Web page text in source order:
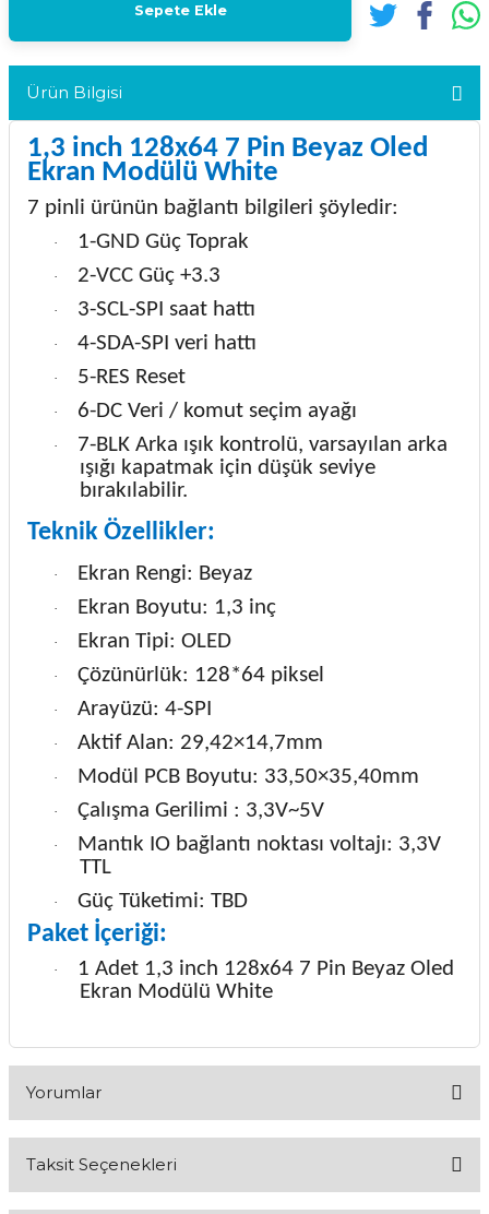
Sepete Ekle
Ürün Bilgisi
1,3 inch 128x64 7 Pin Beyaz Oled
Ekran Modülü White
7 pinli ürünün bağlantı bilgileri şöyledir:
· 1-GND Güç Toprak
· 2-VCC Güç +3.3
· 3-SCL-SPI saat hattı
· 4-SDA-SPI veri hattı
· 5-RES Reset
· 6-DC Veri / komut seçim ayağı
·
7-BLK Arka ışık kontrolü, varsayılan arka
ışığı kapatmak için düşük seviye
bırakılabilir.
Teknik Özellikler:
· Ekran Rengi: Beyaz
· Ekran Boyutu: 1,3 inç
· Ekran Tipi: OLED
· Çözünürlük: 128*64 piksel
· Arayüzü: 4-SPI
· Aktif Alan: 29,42×14,7mm
· Modül PCB Boyutu: 33,50×35,40mm
· Çalışma Gerilimi : 3,3V~5V
·
Mantık IO bağlantı noktası voltajı: 3,3V
TTL
· Güç Tüketimi: TBD
Paket İçeriği:
·
1 Adet 1,3 inch 128x64 7 Pin Beyaz Oled
Ekran Modülü White
Yorumlar
Taksit Seçenekleri